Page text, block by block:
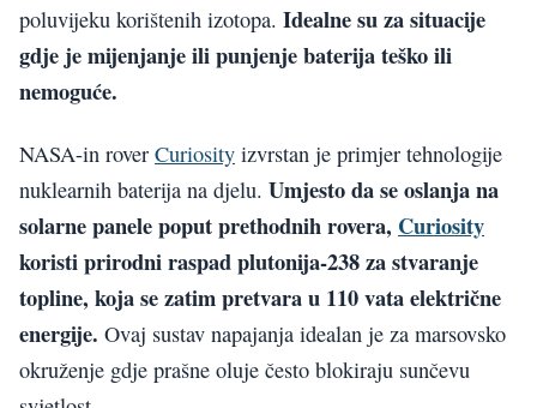
poluvijeku korištenih izotopa. Idealne su za situacije
gdje je mijenjanje ili punjenje baterija teško ili
nemoguće.
NASA-in rover Curiosity izvrstan je primjer tehnologije
nuklearnih baterija na djelu. Umjesto da se oslanja na
solarne panele poput prethodnih rovera, Curiosity
koristi prirodni raspad plutonija-238 za stvaranje
topline, koja se zatim pretvara u 110 vata električne
energije. Ovaj sustav napajanja idealan je za marsovsko
okruženje gdje prašne oluje često blokiraju sunčevu